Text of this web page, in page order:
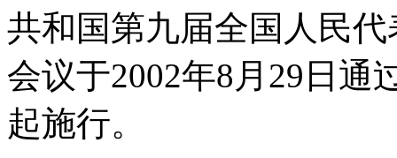
共和国第九届全国人民
会议于2002年8月29日通
起施行。